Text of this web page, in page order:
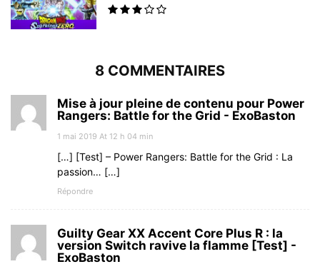
8 COMMENTAIRES
Mise à jour pleine de contenu pour Power
Rangers: Battle for the Grid - ExoBaston
1 mai 2019 At 12 h 04 min
[…] [Test] – Power Rangers: Battle for the Grid : La
passion… […]
Répondre
Guilty Gear XX Accent Core Plus R : la
version Switch ravive la flamme [Test] -
ExoBaston